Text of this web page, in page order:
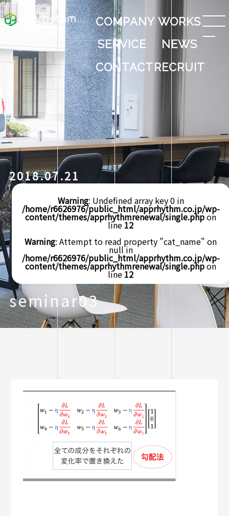
COMPANY WORKS
SERVICE
NEWS
CONTACTRECRUIT
2018.07.21
Warning: Undefined array key 0 in
/home/r6626976/public_html/apprhythm.co.jp/wp-
content/themes/apprhythmrenewal/single.phpon
line 12
Warning: Attempt to read property "cat_name" on
null in
/home/r6626976/public_html/apprhythm.co.jp/wp-
content/themes/apprhythmrenewal/single.phpon
line 12
seminar03